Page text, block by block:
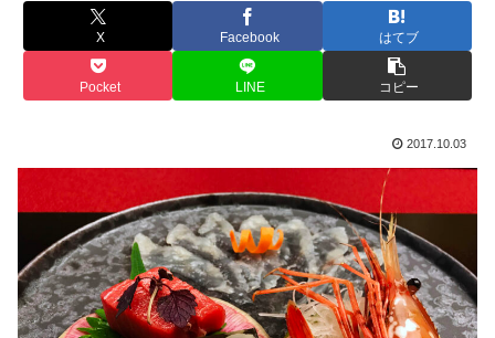
X Facebook はてブ
Pocket LINE コピー
2017.10.03